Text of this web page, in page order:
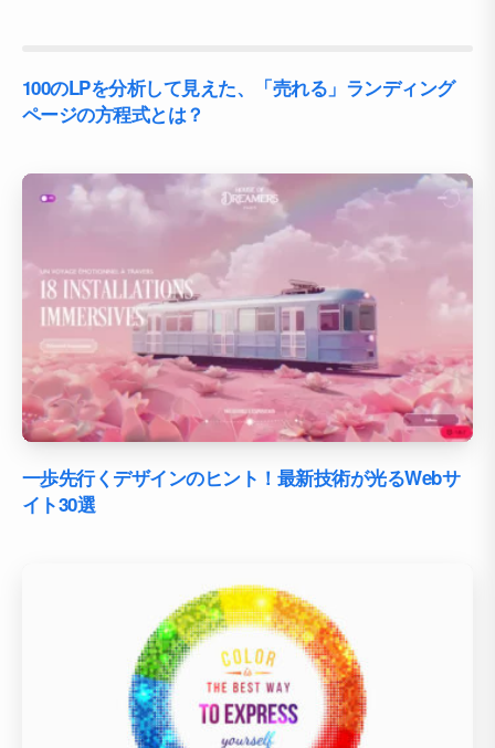
100のLPを分析して見えた、「売れる」ランディング
ページの方程式とは？
一歩先行くデザインのヒント！最新技術が光るWebサ
イト30選